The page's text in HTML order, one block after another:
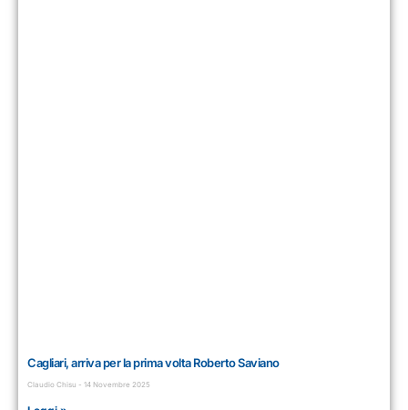
Cagliari, arriva per la prima volta Roberto Saviano
Claudio Chisu 14 Novembre 2025